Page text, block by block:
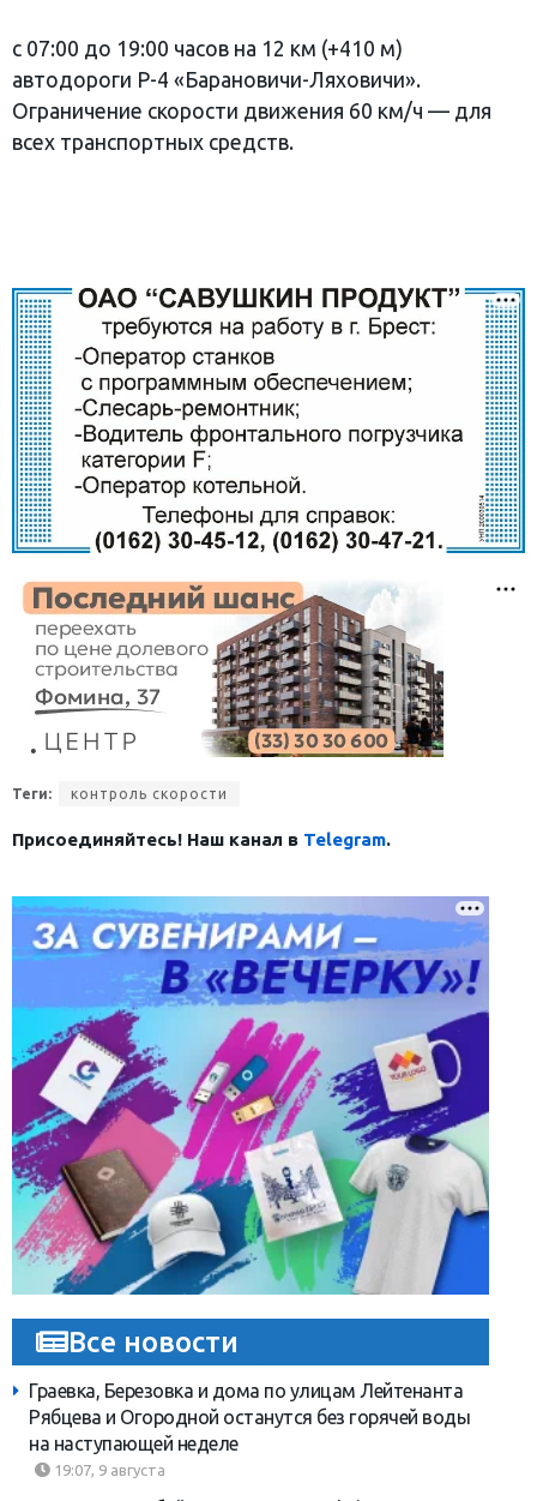
с 07:00 до 19:00 часов на 12 км (+410 м)
автодороги Р-4 «Барановичи-Ляховичи».
Ограничение скорости движения 60 км/ч — для
всех транспортных средств.
Теги: контроль скорости
Присоединяйтесь! Наш канал в Telegram.
Все новости
Граевка, Березовка и дома по улицам Лейтенанта
Рябцева и Огородной останутся без горячей воды
на наступающей неделе
19:07, 9 августа